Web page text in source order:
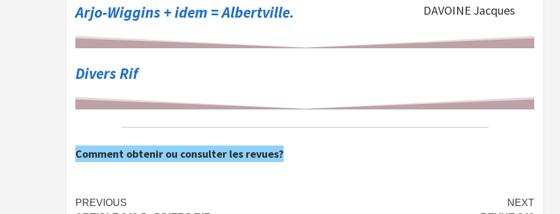
Arjo-Wiggins + idem = Albertville. DAVOINE Jacques
Divers Rif
Comment obtenir ou consulter les revues?
Post
PREVIOUS
NEXT